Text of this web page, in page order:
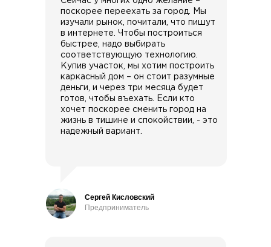
поскорее переехать за город. Мы
изучали рынок, почитали, что пишут
в интернете. Чтобы построиться
быстрее, надо выбирать
соответствующую технологию.
Купив участок, мы хотим построить
каркасный дом – он стоит разумные
деньги, и через три месяца будет
готов, чтобы въехать. Если кто
хочет поскорее сменить город на
жизнь в тишине и спокойствии, - это
надежный вариант.
Предприниматель
Сергей Кисловский